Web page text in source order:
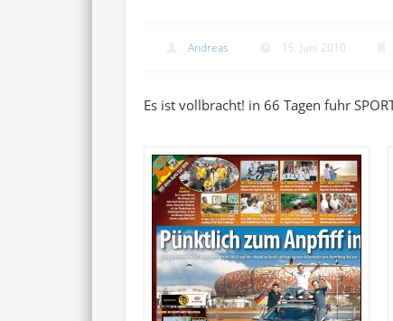
Andreas 15. Juni 2010
Es ist vollbracht! in 66 Tagen fuhr